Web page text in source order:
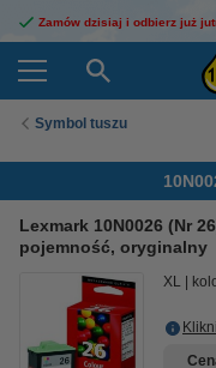
Zamów dzisiaj i odbierz już
Symbol tuszu
Lexmark 10N0026 (Nr
pojemność, oryginalny
XL